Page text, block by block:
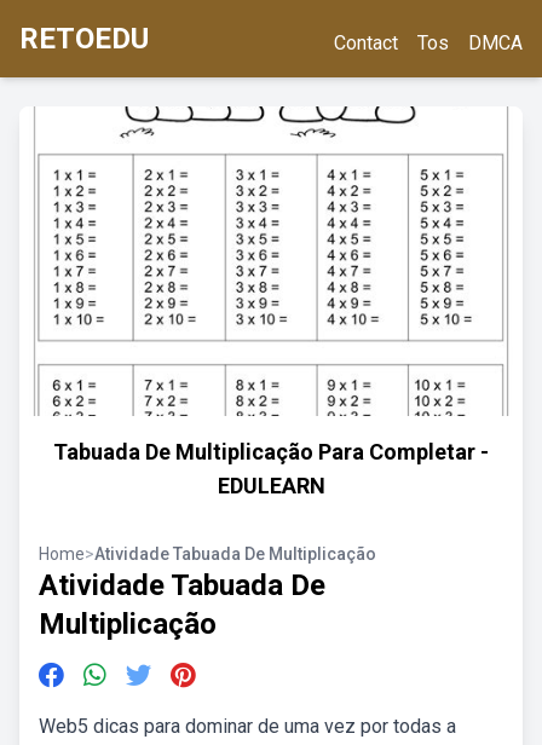
RETOEDU Contact Tos DMCA
Tabuada De Multiplicação Para Completar -
EDULEARN
Home>Atividade Tabuada De Multiplicação
Atividade Tabuada De
Multiplicação
Web5 dicas para dominar de uma vez por todas a